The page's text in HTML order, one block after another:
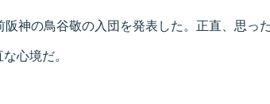
阪神の鳥谷敬の入団を発表した。正直、思っ
心境だ。